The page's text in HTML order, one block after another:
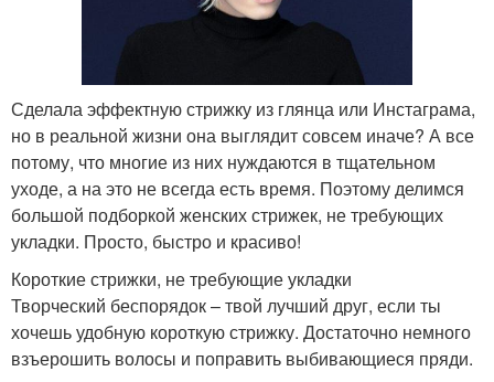
Сделала эффектную стрижку из глянца или Инстаграма,
но в реальной жизни она выглядит совсем иначе? А все
потому, что многие из них нуждаются в тщательном
уходе, а на это не всегда есть время. Поэтому делимся
большой подборкой женских стрижек, не требующих
укладки. Просто, быстро и красиво!
Короткие стрижки, не требующие укладки
Творческий беспорядок – твой лучший друг, если ты
хочешь удобную короткую стрижку. Достаточно немного
взъерошить волосы и поправить выбивающиеся пряди.